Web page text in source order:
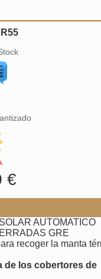
€
AUTOMATICO
GRE
recoger la manta
de los cobertores de